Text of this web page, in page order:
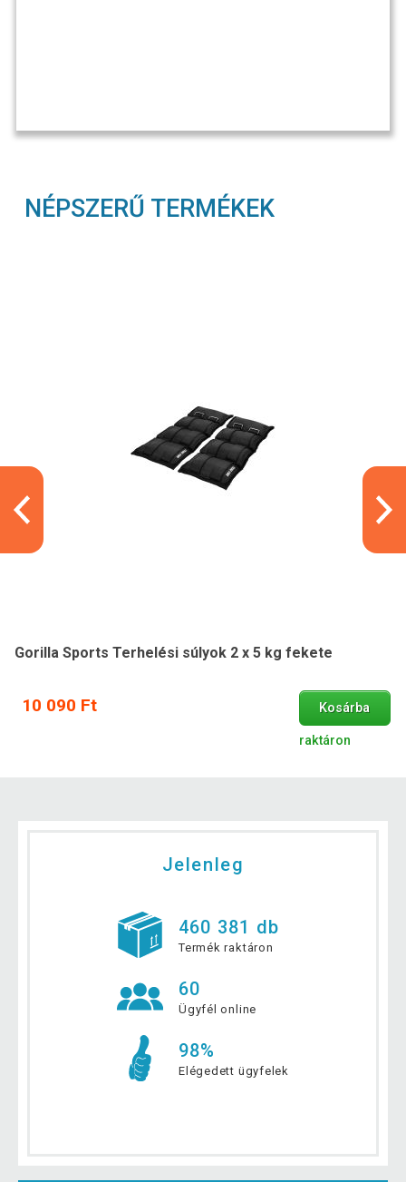
NÉPSZERŰ TERMÉKEK
Gorilla Sports Terhelési súlyok 2 x 5 kg fekete
10 090 Ft Kosárba
raktáron
Jelenleg
460 381 db
Termék raktáron
60
Ügyfél online
98%
Elégedett ügyfelek